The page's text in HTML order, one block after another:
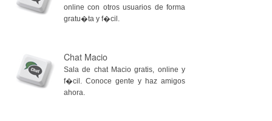
online con otros usuarios de forma
gratu�ta y f�cil.
Chat Macio
Sala de chat Macio gratis, online y
f�cil. Conoce gente y haz amigos
ahora.